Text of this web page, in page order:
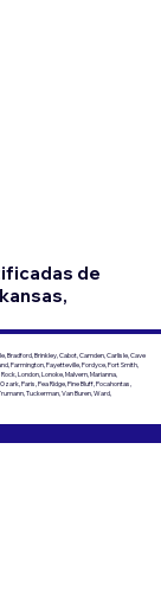
de
Bradford, Brinkley, Cabot, Camden, Carlisle, Cave
Farmington, Fayetteville, Fordyce, Fort Smith,
London, Lonoke, Malvern, Marianna,
Paris, Pea Ridge, Pine Bluff, Pocahontas,
Tuckerman, Van Buren, Ward,